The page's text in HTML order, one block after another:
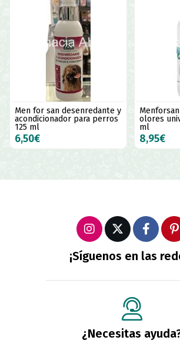
Men for san desenredante y
acondicionador para perros
125 ml
6,50€
olores
ml
8,95€
¡Síguenos en las
¿Necesitas